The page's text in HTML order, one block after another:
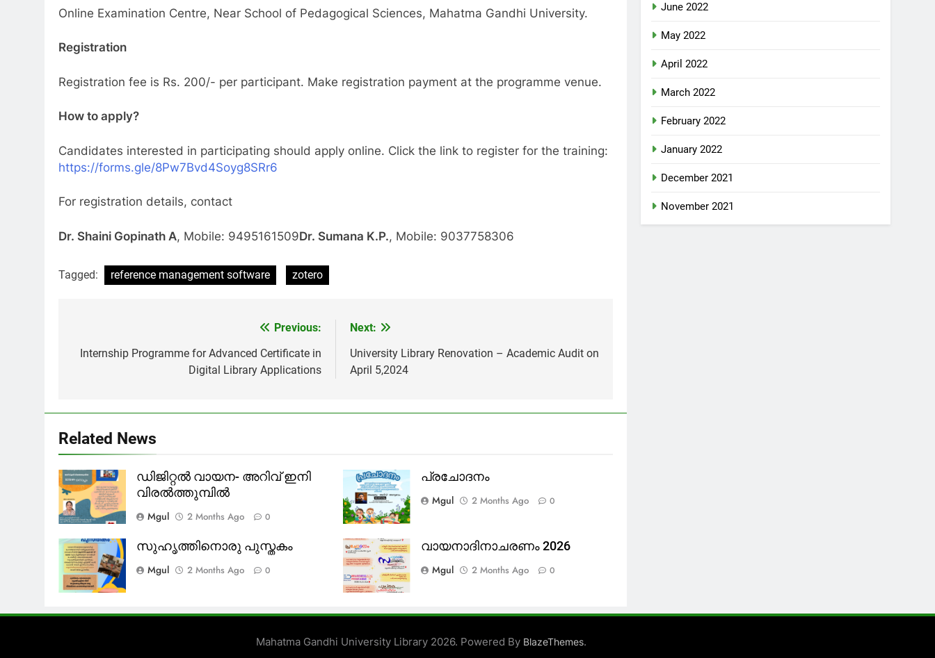
Online Examination Centre, Near School of Pedagogical Sciences, Mahatma Gandhi University.
Registration
Registration fee is Rs. 200/- per participant. Make registration payment at the programme venue.
How to apply?
Candidates interested in participating should apply online. Click the link to register for the training:
https://forms.gle/8Pw7Bvd4Soyg8SRr6
For registration details, contact
Dr. Shaini Gopinath A, Mobile: 9495161509Dr. Sumana K.P., Mobile: 9037758306
Tagged: reference management software zotero
navigation
Previous:
Internship Programme for Advanced Certificate in
Digital Library Applications
Next:
University Library Renovation – Academic Audit on
April 5,2024
Related News
ഡിജിറ്റൽ വായന- അറിവ് ഇനി
വിരൽത്തുമ്പിൽ
Mgul
2 Months Ago 0
പ്രചോദനം
Mgul
2 Months Ago 0
സുഹൃത്തിനൊരു പുസ്തകം
Mgul
2 Months Ago 0
വായനാദിനാചരണം 2026
Mgul
2 Months Ago 0
June 2022
May 2022
April 2022
March 2022
February 2022
January 2022
December 2021
November 2021
Mahatma Gandhi University Library 2026. Powered By BlazeThemes.